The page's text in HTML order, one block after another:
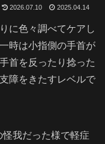
2026.07.10 2025.04.14
に色々調べてケアし
時は小指側の手首が
首を反ったり捻った
障をきたすレベルで
我だった様で軽症